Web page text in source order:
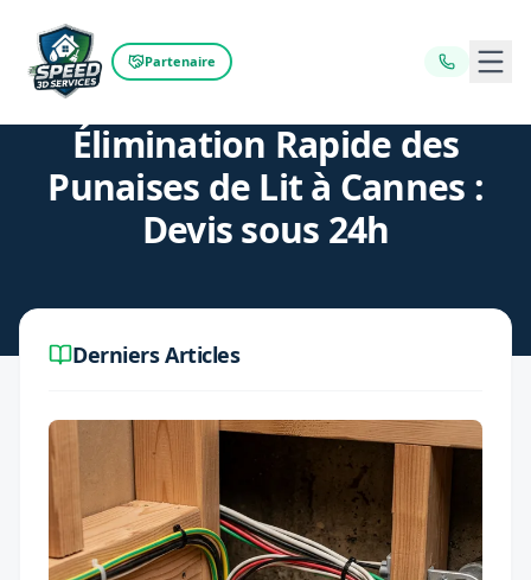
Partenaire
Retour au blog
Élimination Rapide des
Punaises de Lit à Cannes :
Devis sous 24h
Derniers Articles